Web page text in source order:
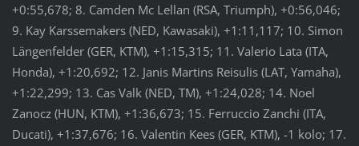
+0:55,678; 8. Camden Mc Lellan (RSA, Triumph), +0:56,046;
9. Kay Karssemakers (NED, Kawasaki), +1:11,117; 10. Simon
Längenfelder (GER, KTM), +1:15,315; 11. Valerio Lata (ITA,
Honda), +1:20,692; 12. Janis Martins Reisulis (LAT, Yamaha),
+1:22,299; 13. Cas Valk (NED, TM), +1:24,028; 14. Noel
Zanocz (HUN, KTM), +1:36,673; 15. Ferruccio Zanchi (ITA,
Ducati), +1:37,676; 16. Valentin Kees (GER, KTM), -1 kolo; 17.